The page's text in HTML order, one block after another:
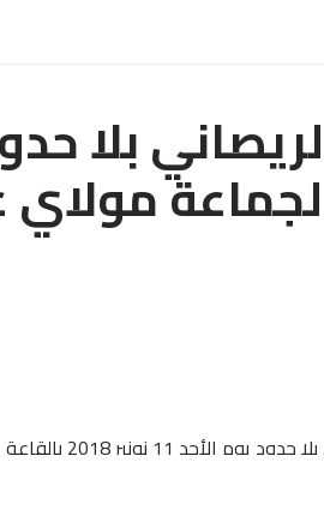
بلا
لجماعة
نظمت جمعية